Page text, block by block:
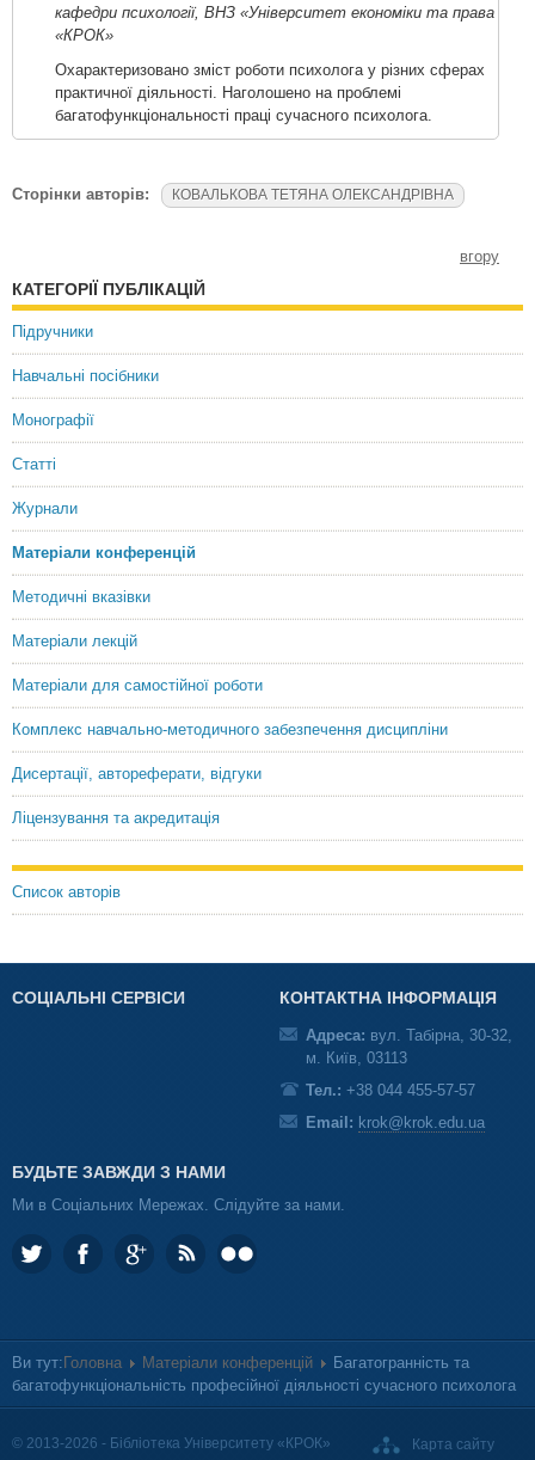
кафедри психології, ВНЗ «Університет економіки та права
«КРОК»
Охарактеризовано зміст роботи психолога у різних сферах
практичної діяльності. Наголошено на проблемі
багатофункціональності праці сучасного психолога.
Сторінки авторів: КОВАЛЬКОВА ТЕТЯНА ОЛЕКСАНДРІВНА
вгору
КАТЕГОРІЇ ПУБЛІКАЦІЙ
Підручники
Навчальні посібники
Монографії
Статті
Журнали
Матеріали конференцій
Методичні вказівки
Матеріали лекцій
Матеріали для самостійної роботи
Комплекс навчально-методичного забезпечення дисципліни
Дисертації, автореферати, відгуки
Ліцензування та акредитація
Список авторів
СОЦІАЛЬНІ СЕРВІСИ КОНТАКТНА ІНФОРМАЦІЯ
Адреса: вул. Табірна, 30-32,
м. Київ, 03113
Тел.: +38 044 455-57-57
Email: krok@krok.edu.ua
БУДЬТЕ ЗАВЖДИ З НАМИ
Ми в Соціальних Мережах. Слідуйте за нами.
Ви тут: Головна Матеріали конференцій
Багатогранність та
багатофункціональність професійної діяльності сучасного психолога
© 2013-2026 - Бібліотека Університету «КРОК» Карта сайту